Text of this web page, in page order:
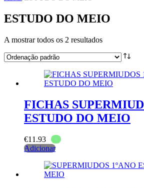
ESTUDO DO MEIO
A mostrar todos os 2 resultados
FICHAS
ESTUDO DO MEIO
€11.93
Adicionar